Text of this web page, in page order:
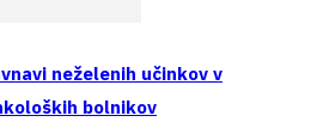
neželenih učinkov v
bolnikov